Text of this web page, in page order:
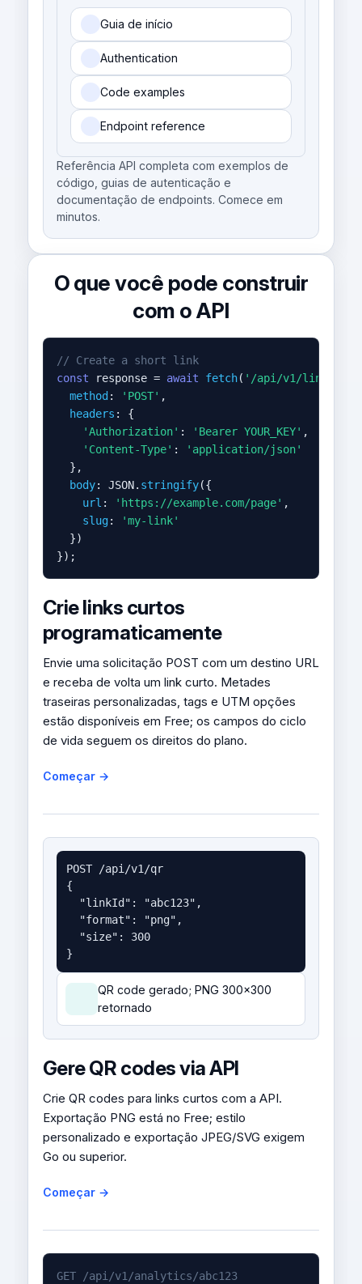
Guia de início
Authentication
Code examples
Endpoint reference
Referência API completa com exemplos de
código, guias de autenticação e
documentação de endpoints. Comece em
minutos.
O que você pode construir
com o API
// Create a short link
const response = await fetch( '/api/v1/links'
method : 'POST' ,
headers : {
'Authorization' : 'Bearer YOUR_KEY' ,
'Content-Type' :
'application/json'
  },
body: JSON. stringify({
url : 'https://example.com/page' ,
slug:
'my-link'
  })
});
Crie links curtos
programaticamente
Envie uma solicitação POST com um destino URL
e receba de volta um link curto. Metades
traseiras personalizadas, tags e UTM opções
estão disponíveis em Free; os campos do ciclo
de vida seguem os direitos do plano.
Começar →
POST /api/v1/qr
{
  "linkId": "abc123",
  "format": "png",
  "size": 300
}
QR code gerado; PNG 300x300
retornado
Gere QR codes via API
Crie QR codes para links curtos com a API.
Exportação PNG está no Free; estilo
personalizado e exportação JPEG/SVG exigem
Go ou superior.
Começar →
GET /api/v1/analytics/abc123